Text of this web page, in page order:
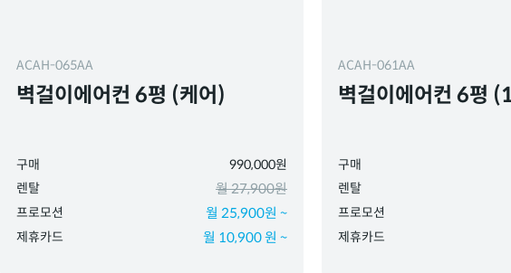
ACAH-065AA
벽걸이에어컨 6평 (케어)
구매
990,000원
렌탈
월 27,900원
프로모션 월 25,900원 ~
제휴카드 월 10,900 원 ~
ACAH-061AA
벽걸이에어컨 6평
구매
렌탈
프로모션
제휴카드